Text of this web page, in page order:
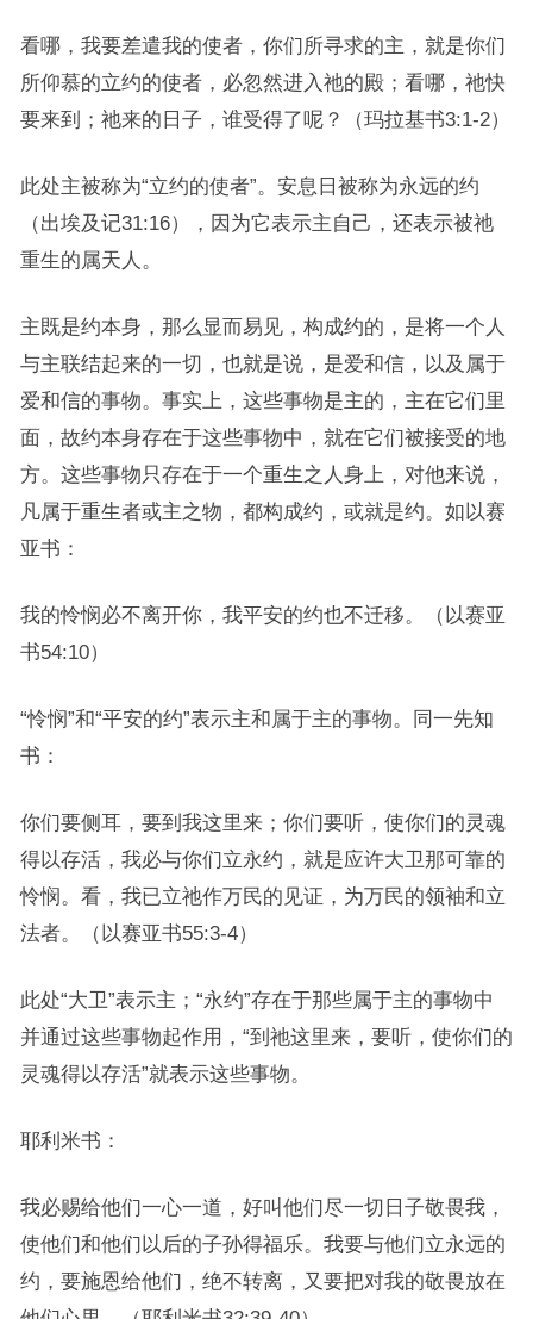
看哪，我要差遣我的使者，你们所寻求的主，就是你们
所仰慕的立约的使者，必忽然进入祂的殿；看哪，祂快
要来到；祂来的日子，谁受得了呢？（玛拉基书3:1-2）
此处主被称为“立约的使者”。安息日被称为永远的约
（出埃及记31:16），因为它表示主自己，还表示被祂
重生的属天人。
主既是约本身，那么显而易见，构成约的，是将一个人
与主联结起来的一切，也就是说，是爱和信，以及属于
爱和信的事物。事实上，这些事物是主的，主在它们里
面，故约本身存在于这些事物中，就在它们被接受的地
方。这些事物只存在于一个重生之人身上，对他来说，
凡属于重生者或主之物，都构成约，或就是约。如以赛
亚书：
我的怜悯必不离开你，我平安的约也不迁移。（以赛亚
书54:10）
“怜悯”和“平安的约”表示主和属于主的事物。同一先知
书：
你们要侧耳，要到我这里来；你们要听，使你们的灵魂
得以存活，我必与你们立永约，就是应许大卫那可靠的
怜悯。看，我已立祂作万民的见证，为万民的领袖和立
法者。（以赛亚书55:3-4）
此处“大卫”表示主；“永约”存在于那些属于主的事物中
并通过这些事物起作用，“到祂这里来，要听，使你们的
灵魂得以存活”就表示这些事物。
耶利米书：
我必赐给他们一心一道，好叫他们尽一切日子敬畏我，
使他们和他们以后的子孙得福乐。我要与他们立永远的
约，要施恩给他们，绝不转离，又要把对我的敬畏放在